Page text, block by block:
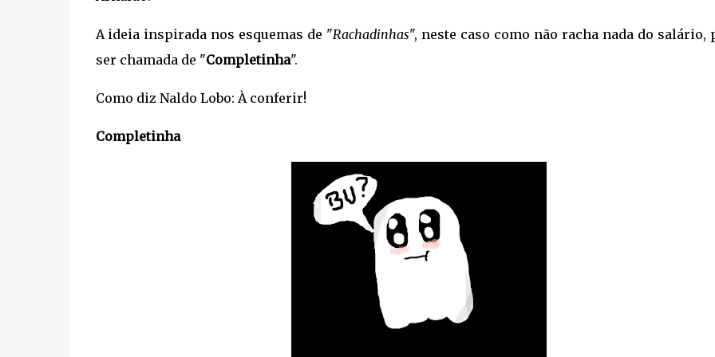
A ideia inspirada nos esquemas de "Rachadinhas", neste caso como não racha nada do salário,
ser chamada de "Completinha".
Como diz Naldo Lobo: À conferir!
Completinha